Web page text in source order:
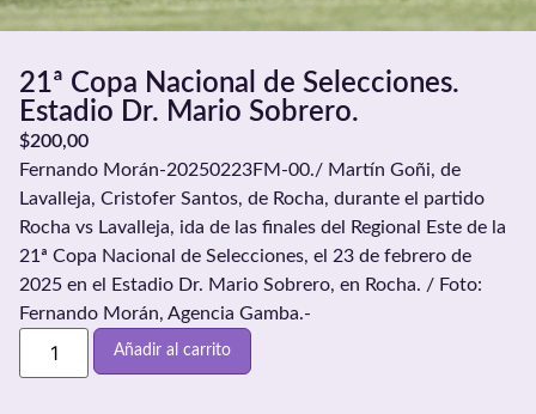
21ª Copa Nacional de Selecciones.
Estadio Dr. Mario Sobrero.
$200,00
Fernando Morán-20250223FM-00./ Martín Goñi, de
Lavalleja, Cristofer Santos, de Rocha, durante el partido
Rocha vs Lavalleja, ida de las finales del Regional Este de la
21ª Copa Nacional de Selecciones, el 23 de febrero de
2025 en el Estadio Dr. Mario Sobrero, en Rocha. / Foto:
Fernando Morán, Agencia Gamba.-
Añadir al carrito